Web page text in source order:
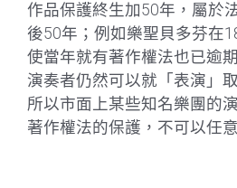
作品保護終生加50年，屬於
後50年；例如樂聖貝多芬在
使當年就有著作權法也已逾
演奏者仍然可以就「表演」
所以市面上某些知名樂團的
著作權法的保護，不可以任